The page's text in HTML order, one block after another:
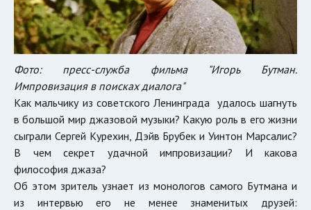
Фото: пресс-служба фильма "Игорь Бутман.
Импровизация в поисках диалога"
Как мальчику из советского Ленинграда удалось шагнуть
в большой мир джазовой музыки? Какую роль в его жизни
сыграли Сергей Курехин, Дэйв Брубек и Уинтон Марсалис?
В чем секрет удачной импровизации? И какова
философия джаза?
Об этом зритель узнает из монологов самого Бутмана и
из интервью его не менее знаменитых друзей: